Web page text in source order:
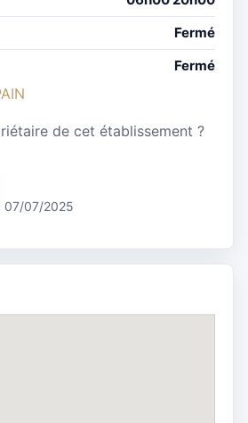
Fermé
Fermé
de cet établissement ?
07/07/2025